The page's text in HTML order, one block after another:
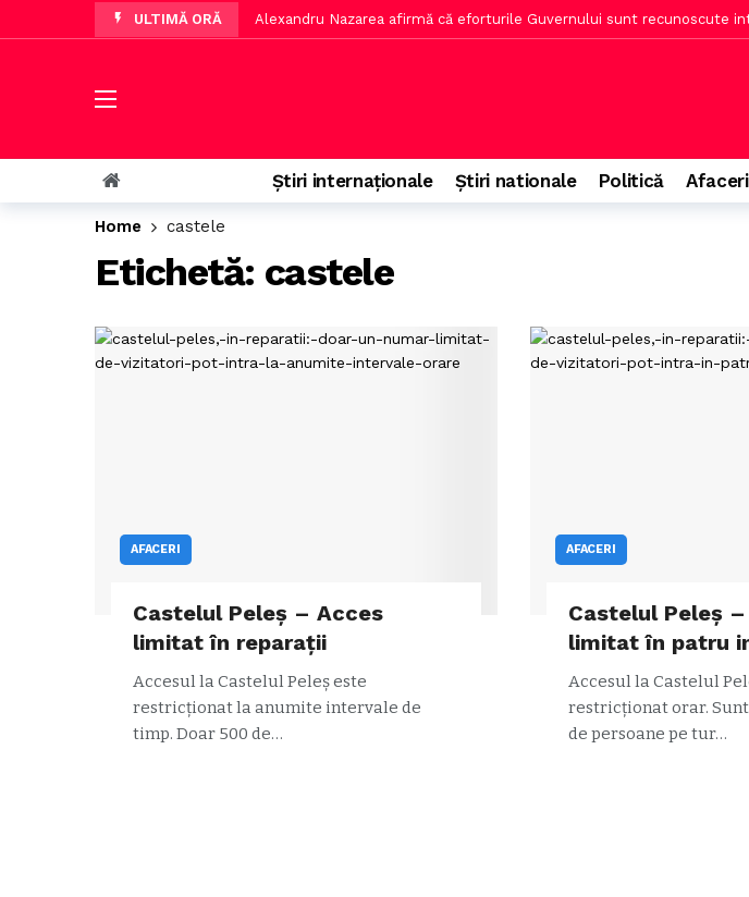
ULTIMĂ ORĂ Alexandru Nazarea afirmă că eforturile Guvernului sunt recunoscute
Pariul lui Mihalcea a fost câștigător, aducându-i un premiu 3 ore în
Nicușor Dan despre decizia Moodys: menținerea ratingului reflectă
Turist amendat sever după conflict cu stewardesele la altitudine
Dan Dungaciu cere lui Zelenski să oprească bombardamentele din
Știri internaționale Știri nationale Politică Afaceri
Home castele
Etichetă: castele
AFACERI
Castelul Peleș – Acces
limitat în reparații
Accesul la Castelul Peleș este
restricționat la anumite intervale de
timp. Doar 500 de…
AFACERI
Castelul Peleș
limitat în patru
Accesul la Castelul
restricționat orar.
de persoane pe tur…